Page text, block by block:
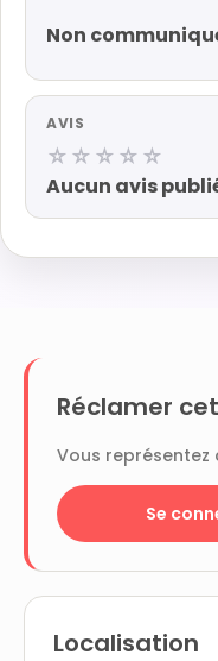
Non
AVIS
☆☆☆☆☆
Aucun avis
Réclamer
Vous
Se
Localisation